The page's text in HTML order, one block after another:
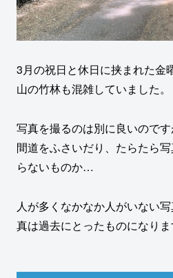
3月の祝日と休日に挟まれた金
山の竹林も混雑していました。
写真を撮るのは別に良いので
間道をふさいだり、たらたら
らないものか…
人が多くなかなか人がいない
真は過去にとったものになりま